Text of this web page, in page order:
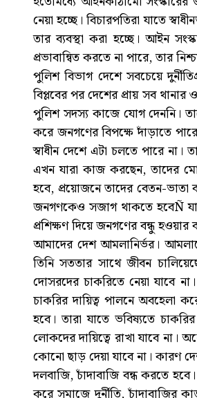
নেয়া হচ্ছে। বিচারপতিরা যাতে
তার ব্যবস্থা করা হচ্ছে। আইন
প্রভাবান্বিত করতে না পারে, তার
পুলিশ বিভাগ দেশে সবচেয়ে
বিপ্লবের পর দেশের প্রায় সব
পুলিশ সদস্য কাজে যোগ দেননি।
করে জনগণের বিপক্ষে দাঁড়াতে
স্বাধীন দেশে এটা চলতে পারে
এখন যারা কাজ করছেন, তাদের
হবে, প্রয়োজনে তাদের বেতন-ভাতা
জনগণকেও সজাগ থাকতে হবেÑ
প্রশিক্ষণ দিয়ে জনগণের বন্ধু হওয়ার
আমাদের দেশ আমলানির্ভর।
তিনি সততার সাথে জীবন
দোসরদের চাকরিতে নেয়া যাবে
চাকরির দায়িত্ব পালনে অবহেলা
হবে। তারা যাতে ভবিষ্যতে
লোকদের দায়িত্বে রাখা যাবে
কোনো ছাড় দেয়া যাবে না। কারণ
দলবাজি, চাঁদাবাজি বন্ধ করতে